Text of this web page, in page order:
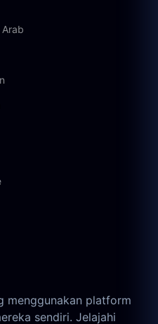
menggunakan platform
sendiri. Jelajahi